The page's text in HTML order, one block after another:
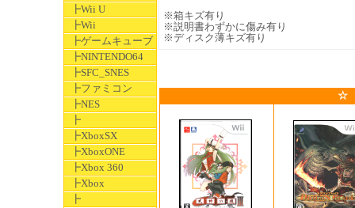
┣Wii U
┣Wii
┣ゲームキューブ
┣NINTENDO64
┣SFC_SNES
┣ファミコン
┣NES
┣
┣XboxSX
┣XboxONE
┣Xbox 360
┣Xbox
┣
※箱キズ有り
※説明書わずかに傷み有り
※ディスク薄キズ有り
☆